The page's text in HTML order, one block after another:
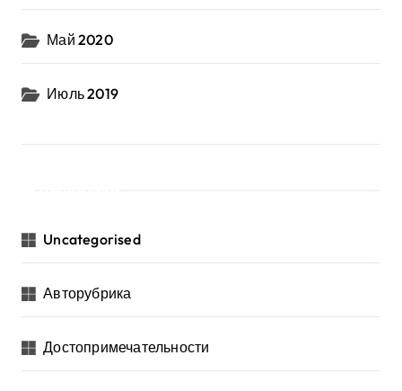
Май 2020
Июль 2019
Uncategorised
Авторубрика
Достопримечательности